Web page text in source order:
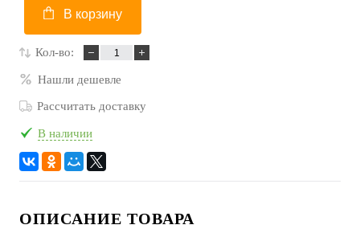
В корзину
Кол-во:
Нашли дешевле
Рассчитать доставку
В наличии
ОПИСАНИЕ ТОВАРА